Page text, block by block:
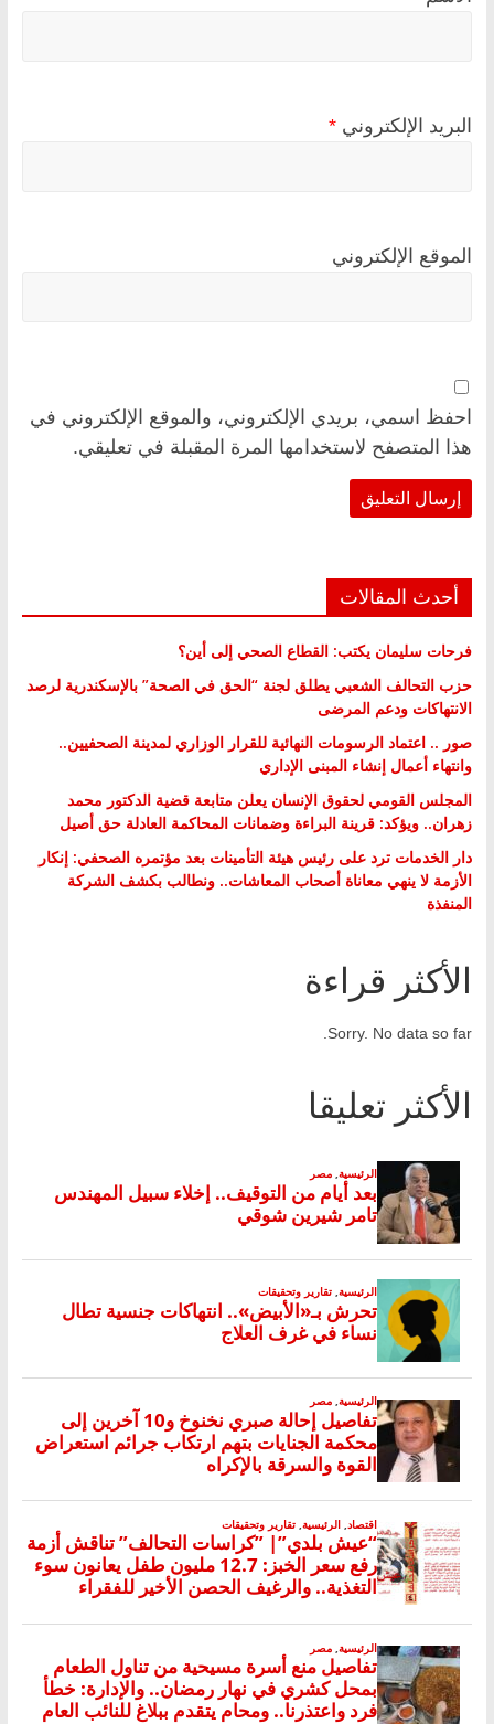
البريد الإلكتروني *
الموقع الإلكتروني
احفظ اسمي، بريدي الإلكتروني، والموقع الإلكتروني في
هذا المتصفح لاستخدامها المرة المقبلة في تعليقي.
أحدث المقالات
فرحات سليمان يكتب: القطاع الصحي إلى أين؟
حزب التحالف الشعبي يطلق لجنة “الحق في الصحة” بالإسكندرية لرصد
الانتهاكات ودعم المرضى
صور .. اعتماد الرسومات النهائية للقرار الوزاري لمدينة الصحفيين..
وانتهاء أعمال إنشاء المبنى الإداري
المجلس القومي لحقوق الإنسان يعلن متابعة قضية الدكتور محمد
زهران.. ويؤكد: قرينة البراءة وضمانات المحاكمة العادلة حق أصيل
دار الخدمات ترد على رئيس هيئة التأمينات بعد مؤتمره الصحفي: إنكار
الأزمة لا ينهي معاناة أصحاب المعاشات.. ونطالب بكشف الشركة
المنفذة
الأكثر قراءة
Sorry. No data so far.
الأكثر تعليقا